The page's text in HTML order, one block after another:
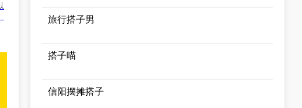
旅行搭子男
搭子喵
信阳摆摊搭子